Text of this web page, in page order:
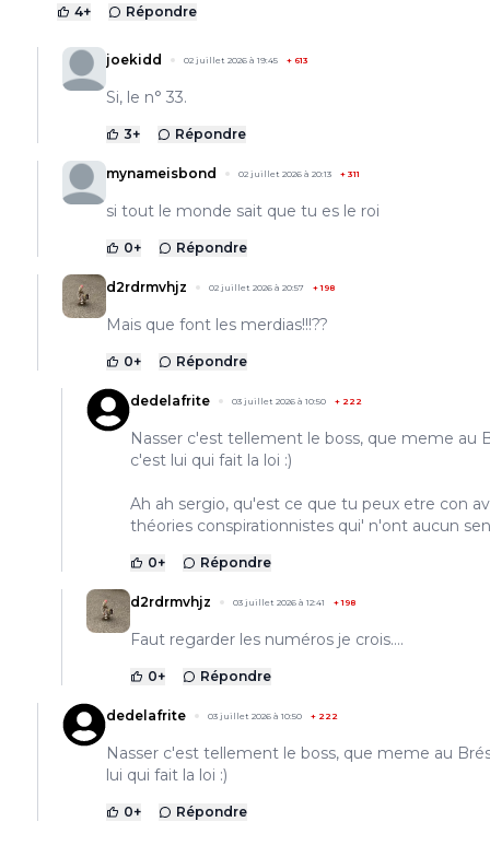
4+ Répondre
joekidd 02 juillet 2026 à 19:45 + 613
Si, le n° 33.
3+ Répondre
mynameisbond 02 juillet 2026 à 20:13 + 311
si tout le monde sait que tu es le roi
0+ Répondre
d2rdrmvhjz 02 juillet 2026 à 20:57 +198
Mais que font les merdias!!!??
0+ Répondre
dedelafrite 03 juillet 2026 à 10:50 + 222
Nasser c'est tellement le boss, que meme au
c'est lui qui fait la loi :)
Ah ah sergio, qu'est ce que tu peux etre con
théories conspirationnistes qui' n'ont aucun
0+ Répondre
d2rdrmvhjz 03 juillet 2026 à 12:41 +198
Faut regarder les numéros je crois….
0+ Répondre
dedelafrite 03 juillet 2026 à 10:50 + 222
Nasser c'est tellement le boss, que meme au
lui qui fait la loi :)
0+ Répondre